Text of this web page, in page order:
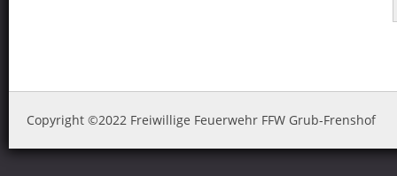
Copyright ©2022 Freiwillige Feuerwehr FFW Grub-Frenshof